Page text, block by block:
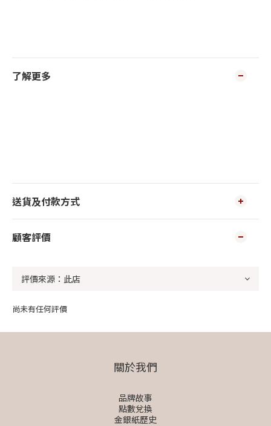
了解更多
送貨及付款方式
顧客評價
尚未有任何評價
關於我們
品牌故事
點數兌換
金銀紙歷史